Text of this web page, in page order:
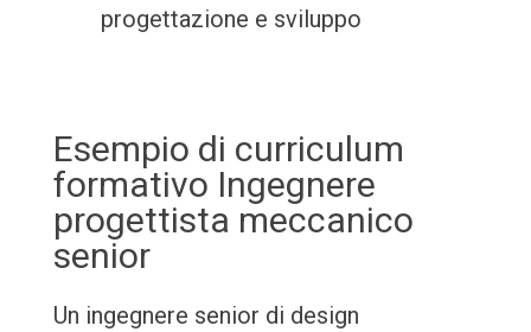
progettazione e sviluppo
Esempio di curriculum
formativo Ingegnere
progettista meccanico
senior
Un ingegnere senior di design